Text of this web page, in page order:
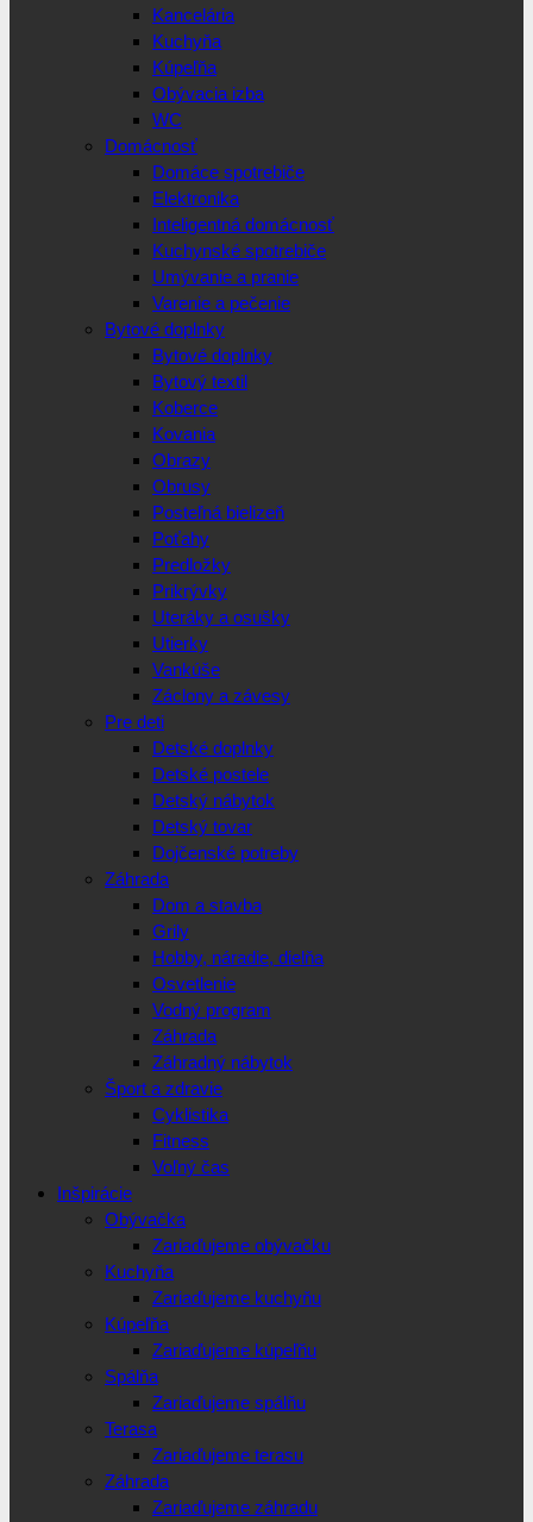
Kancelária
Kuchyňa
Kúpeľňa
Obývacia izba
WC
Domácnosť
Domáce spotrebiče
Elektronika
Inteligentná domácnosť
Kuchynské spotrebiče
Umývanie a pranie
Varenie a pečenie
Bytové doplnky
Bytové doplnky
Bytový textil
Koberce
Kovania
Obrazy
Obrusy
Posteľná bielizeň
Poťahy
Predložky
Prikrývky
Uteráky a osušky
Utierky
Vankúše
Záclony a závesy
Pre deti
Detské doplnky
Detské postele
Detský nábytok
Detský tovar
Dojčenské potreby
Záhrada
Dom a stavba
Grily
Hobby, náradie, dielňa
Osvetlenie
Vodný program
Záhrada
Záhradný nábytok
Šport a zdravie
Cyklistika
Fitness
Voľný čas
Inšpirácie
Obývačka
Zariaďujeme obývačku
Kuchyňa
Zariaďujeme kuchyňu
Kúpeľňa
Zariaďujeme kúpeľňu
Spálňa
Zariaďujeme spálňu
Terasa
Zariaďujeme terasu
Záhrada
Zariaďujeme záhradu